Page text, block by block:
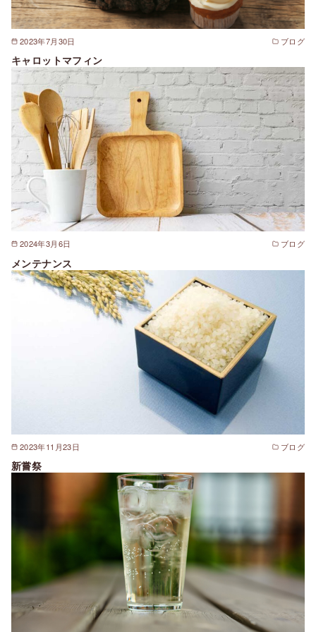
2023年7月30日 ブログ
キャロットマフィン
2024年3月6日 ブログ
メンテナンス
2023年11月23日 ブログ
新嘗祭